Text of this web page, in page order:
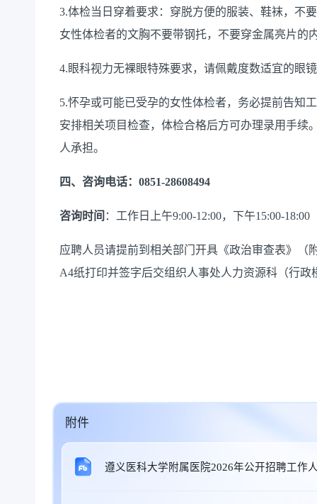
3.体检当日穿着要求：穿脱方便的服装、鞋袜，不
女性体检者的文胸不要带钢托，不要穿金属亮片的
4.眼科视力无裸眼特殊要求，请佩戴度数适宜的眼
5.怀孕或可能已受孕的女性体检者，务必提前告知
安排相关项目检查，体检合格后方可办理录用手续
人承担。
四、咨询电话： 0851-28608494
咨询时间 ：工作日上午9:00-12:00，下午15:00-18:00
应聘人员请提前到相关部门开具《政治审查表》（
A4纸打印并签字后交组织人事处人力资源科（行政
附件
遵义医科大学附属医院2026年公开招聘工作